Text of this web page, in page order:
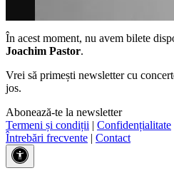
În acest moment, nu avem bilete
Joachim Pastor.
Vrei să primești newsletter cu
jos.
Abonează-te la newsletter
Termeni și condiții | Confidențialitate
Întrebări frecvente | Contact